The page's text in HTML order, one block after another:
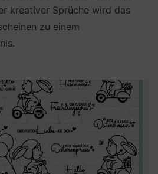
kreativer Sprüche wird das
zu einem